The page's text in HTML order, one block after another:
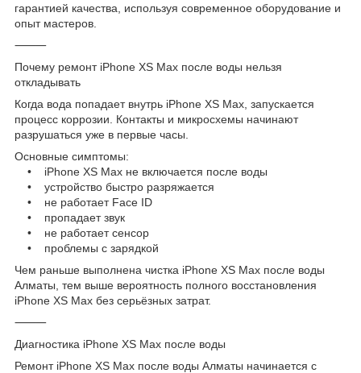
гарантией качества, используя современное оборудование и
опыт мастеров.
⸻
Почему ремонт iPhone XS Max после воды нельзя
откладывать
Когда вода попадает внутрь iPhone XS Max, запускается
процесс коррозии. Контакты и микросхемы начинают
разрушаться уже в первые часы.
Основные симптомы:
• iPhone XS Max не включается после воды
• устройство быстро разряжается
• не работает Face ID
• пропадает звук
• не работает сенсор
• проблемы с зарядкой
Чем раньше выполнена чистка iPhone XS Max после воды
Алматы, тем выше вероятность полного восстановления
iPhone XS Max без серьёзных затрат.
⸻
Диагностика iPhone XS Max после воды
Ремонт iPhone XS Max после воды Алматы начинается с